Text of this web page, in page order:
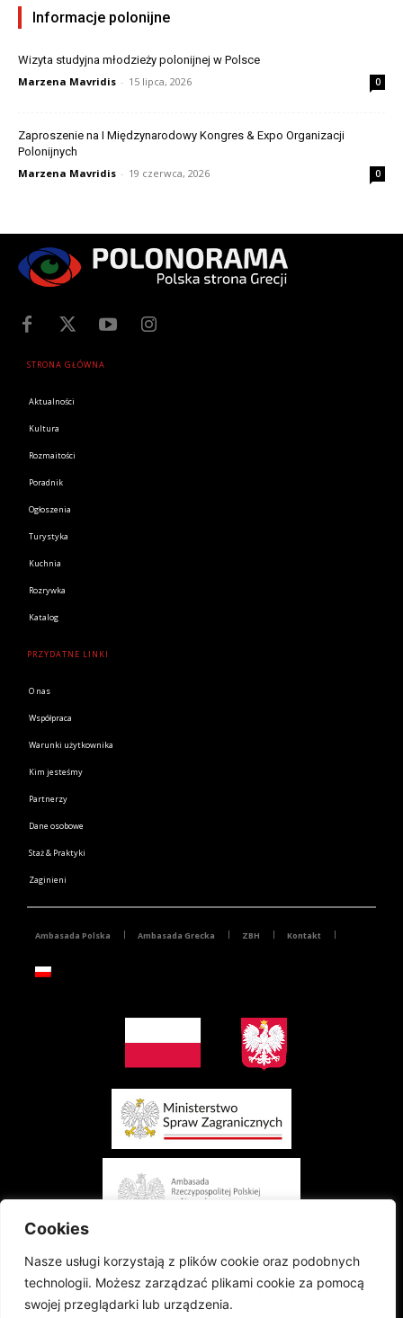
Cookies
Nasze usługi korzystają z plików cookie oraz podobnych
technologii. Możesz zarządzać plikami cookie za pomocą
swojej przeglądarki lub urządzenia.
Informacje polonijne
Wizyta studyjna młodzieży polonijnej w Polsce
Marzena Mavridis - 15 lipca, 2026 0
Zaproszenie na I Międzynarodowy Kongres & Expo Organizacji
Polonijnych
Marzena Mavridis - 19 czerwca, 2026 0
STRONA GŁÓWNA
Aktualności
Kultura
Rozmaitości
Poradnik
Ogłoszenia
Turystyka
Kuchnia
Rozrywka
Katalog
PRZYDATNE LINKI
O nas
Współpraca
Warunki użytkownika
Kim jesteśmy
Partnerzy
Dane osobowe
Staż & Praktyki
Zaginieni
Ambasada Polska Ambasada Grecka ZBH Kontakt